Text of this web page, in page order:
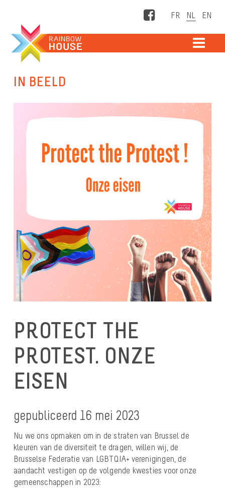
Facebook
IN BEELD
PROTECT THE
PROTEST. ONZE
EISEN
gepubliceerd 16 mei 2023
Nu we ons opmaken om in de straten van Brussel de
kleuren van de diversiteit te dragen, willen wij, de
Brusselse Federatie van LGBTQIA+ verenigingen, de
aandacht vestigen op de volgende kwesties voor onze
gemeenschappen in 2023: